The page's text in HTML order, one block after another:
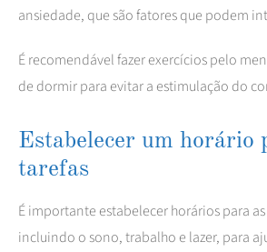
ansiedade, que são fatores que podem
É recomendável fazer exercícios pelo
de dormir para evitar a estimulação do
Estabelecer um horário
tarefas
É importante estabelecer horários para
incluindo o sono, trabalho e lazer, para